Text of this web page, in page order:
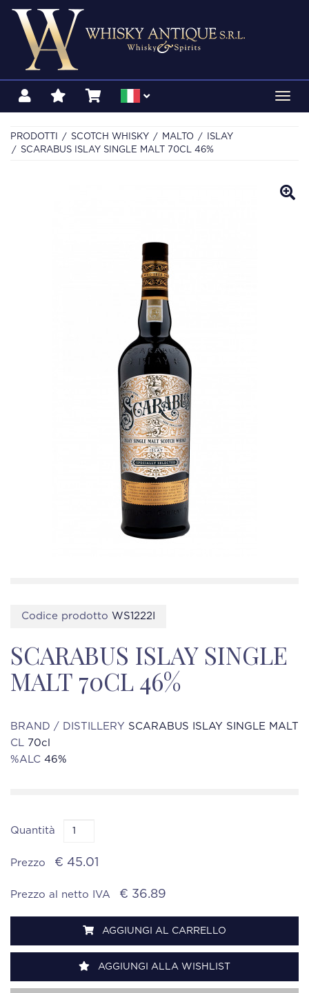
PRODOTTI SCOTCH WHISKY MALTO
ISLAY
SCARABUS ISLAY SINGLE MALT 70CL 46%
Codice prodotto WS1222I
SCARABUS ISLAY SINGLE
MALT 70CL 46%
BRAND / DISTILLERY SCARABUS ISLAY SINGLE MALT
CL 70cl
%ALC 46%
Quantità
Prezzo € 45.01
Prezzo al netto IVA € 36.89
AGGIUNGI AL CARRELLO
AGGIUNGI ALLA WISHLIST